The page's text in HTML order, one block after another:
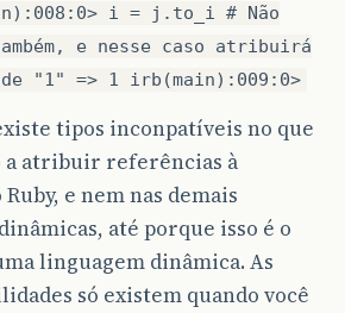
i = j.to_i # Não
e nesse caso atribuirá
"1" => 1 irb(main):009:0>
tipos inconpatíveis no que
a atribuir referências à
e nem nas demais
até porque isso é o
linguagem dinâmica. As
só existem quando você